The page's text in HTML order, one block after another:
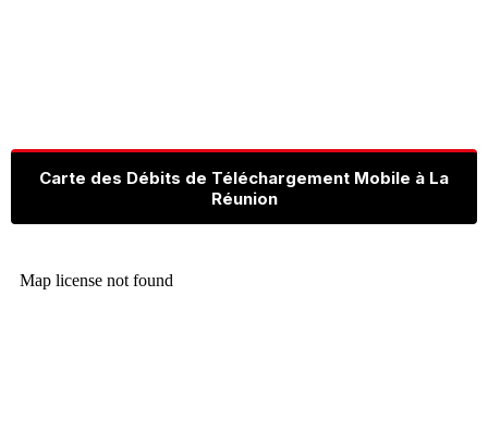
Carte des Débits de Téléchargement Mobile à La
Réunion